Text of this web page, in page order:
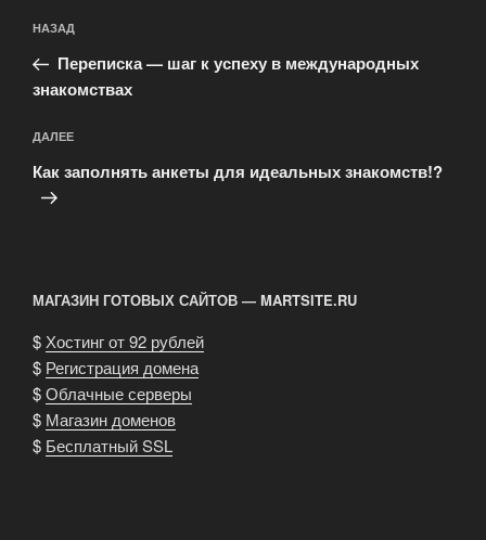
по
записям
Предыдущая
запись:
НАЗАД
Переписка — шаг к успеху в международных
знакомствах
Следующая
запись
ДАЛЕЕ
Как заполнять анкеты для идеальных знакомств!?
МАГАЗИН ГОТОВЫХ САЙТОВ — MARTSITE.RU
$Хостинг от 92 рублей
$ Регистрация домена
$Облачные серверы
$ Магазин доменов
$ Бесплатный SSL